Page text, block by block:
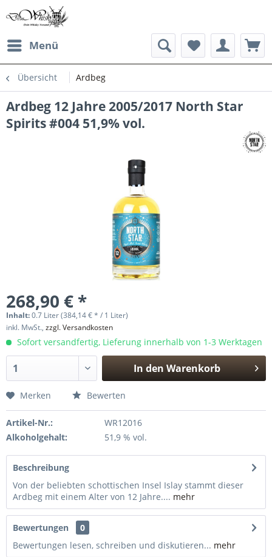
Menü
Übersicht Ardbeg
Ardbeg 12 Jahre 2005/2017 North Star
Spirits #004 51,9% vol.
268,90 € *
Inhalt:0.7 Liter (384,14 € * / 1 Liter)
inkl. MwSt., zzgl. Versandkosten
Sofort versandfertig, Lieferung innerhalb von 1-3 Werktagen
In den Warenkorb
Merken Bewerten
Artikel-Nr.:
WR12016
Alkoholgehalt:
51,9 % vol.
Beschreibung
Von der beliebten schottischen Insel Islay stammt dieser
Ardbeg mit einem Alter von 12 Jahre.... mehr
Bewertungen
0
Bewertungen lesen, schreiben und diskutieren... mehr